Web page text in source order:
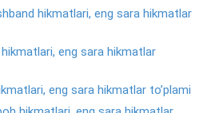
hikmatlari, eng sara hikmatlar
eng sara hikmatlar
eng sara hikmatlar to’plami